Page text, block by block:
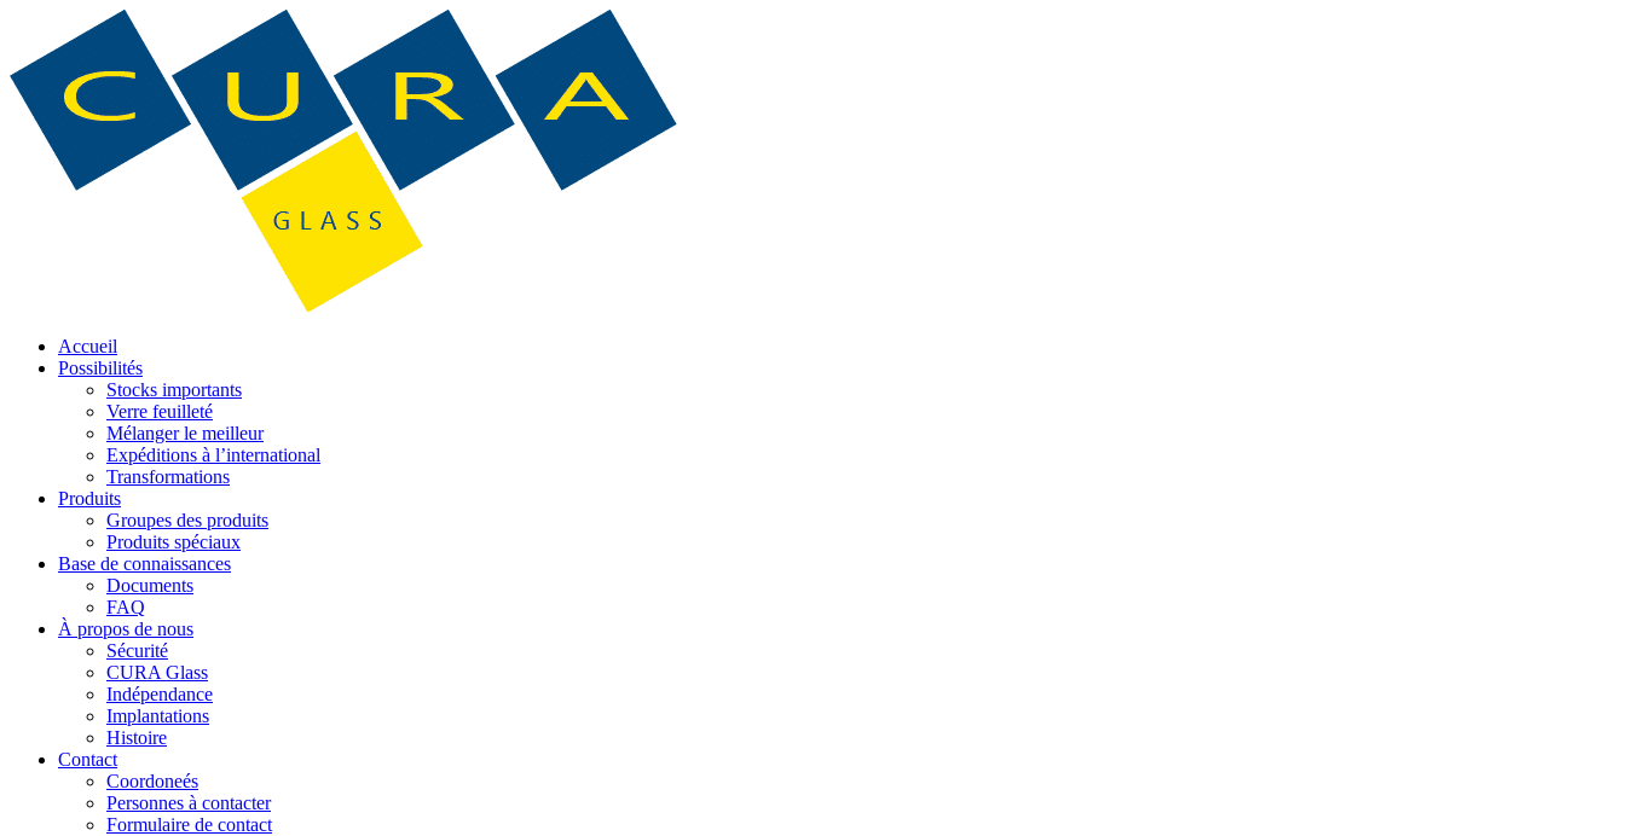
Accueil
Possibilités
Stocks importants
Verre feuilleté
Mélanger le meilleur
Expéditions à l’international
Transformations
Produits
Groupes des produits
Produits spéciaux
Base de connaissances
Documents
FAQ
À propos de nous
Sécurité
CURA Glass
Indépendance
Implantations
Histoire
Contact
Coordoneés
Personnes à contacter
Formulaire de contact